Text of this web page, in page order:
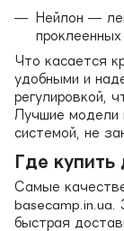
Нейлон —
проклеенных
Что касается
удобными и
регулировкой,
Лучшие модели
системой, не
Где
Самые
basecamp.in.ua.
быстрая